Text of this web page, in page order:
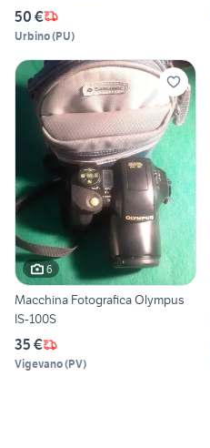
50 €
Urbino(PU)
6
Macchina Fotografica Olympus
IS-100S
35 €
Vigevano(PV)